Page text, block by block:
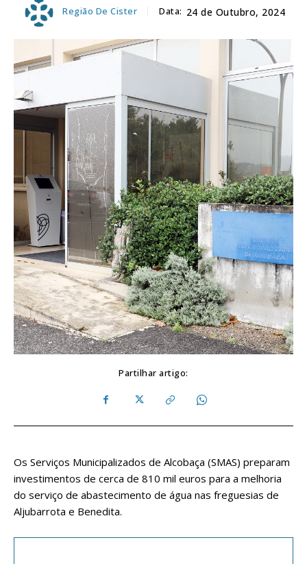
Região De Cister Data: 24 de Outubro, 2024
Partilhar artigo:
Os Serviços Municipalizados de Alcobaça (SMAS) preparam
investimentos de cerca de 810 mil euros para a melhoria
do serviço de abastecimento de água nas freguesias de
Aljubarrota e Benedita.